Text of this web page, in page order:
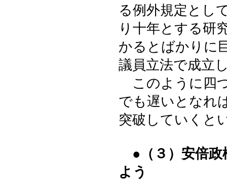
る例外規定とし
り十年とする研
かるとばかりに
議員立法で成立
このように四
でも遅いとなれ
突破していくと
●（３）安倍
よう